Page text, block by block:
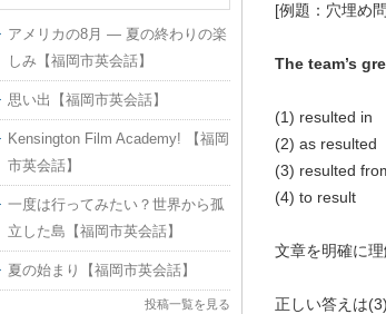
[例題：穴埋め
The team’s
(1) resulted in
(2) as resulted
(3) resulted
(4) to result
文章を明確に
正しい答えは(3)
アメリカの8月 ― 夏の終わりの楽
しみ【福岡市英会話】
思い出【福岡市英会話】
Kensington Film Academy! 【福岡
市英会話】
一度は行ってみたい？世界から孤
立した島【福岡市英会話】
夏の始まり【福岡市英会話】
投稿一覧を見る